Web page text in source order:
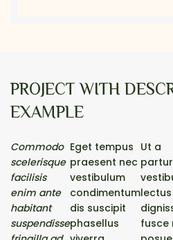
PROJECT WITH
EXAMPLE
Commodo
scelerisque
facilisis
enim ante
habitant
suspendisse
Eget tempus
praesent nec
vestibulum
condimentum
dis suscipit
phasellus
Ut a
fusce